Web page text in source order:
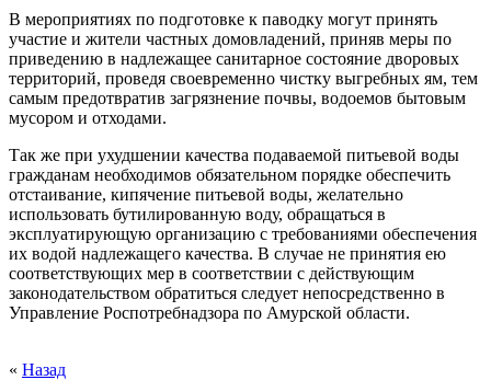
В мероприятиях по подготовке к паводку могут принять
участие и жители частных домовладений, приняв меры по
приведению в надлежащее санитарное состояние дворовых
территорий, проведя своевременно чистку выгребных ям, тем
самым предотвратив загрязнение почвы, водоемов бытовым
мусором и отходами.
Так же при ухудшении качества подаваемой питьевой воды
гражданам необходимов обязательном порядке обеспечить
отстаивание, кипячение питьевой воды, желательно
использовать бутилированную воду, обращаться в
эксплуатирующую организацию с требованиями обеспечения
их водой надлежащего качества. В случае не принятия ею
соответствующих мер в соответствии с действующим
законодательством обратиться следует непосредственно в
Управление Роспотребнадзора по Амурской области.
« Назад